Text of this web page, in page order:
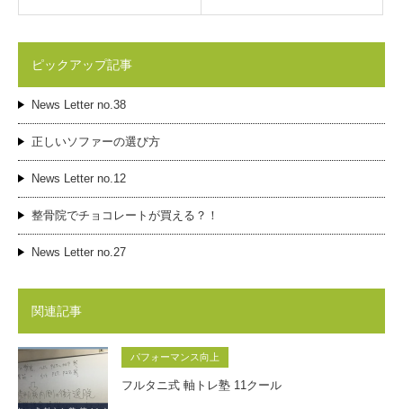
ピックアップ記事
News Letter no.38
正しいソファーの選び方
News Letter no.12
整骨院でチョコレートが買える？！
News Letter no.27
関連記事
パフォーマンス向上
フルタニ式 軸トレ塾 11クール